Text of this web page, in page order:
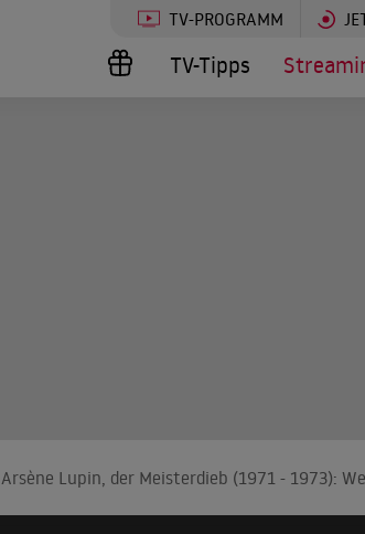
TV-PROGRAMM
TV-Tipps
Arsène Lupin, der Meisterdieb (1971 - 1973):